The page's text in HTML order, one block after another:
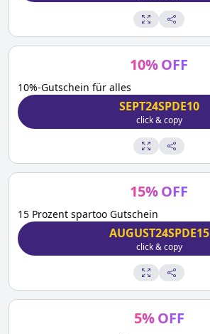
10%OFF
10%-Gutschein für alles
SEPT24SPDE10
click & copy
15%OFF
15 Prozent spartoo Gutschein
AUGUST24SPDE15
click & copy
5% OFF